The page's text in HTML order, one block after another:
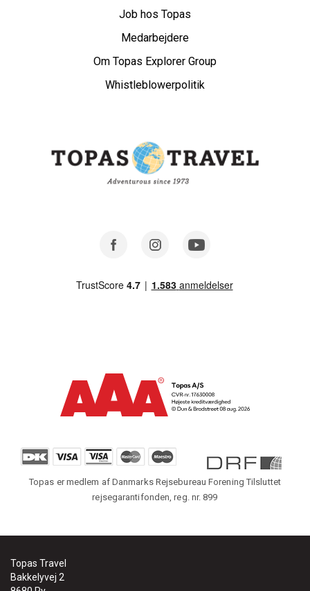
Job hos Topas
Medarbejdere
Om Topas Explorer Group
Whistleblowerpolitik
Facebook Instagram
Topas er medlem af Danmarks Rejsebureau Forening Tilsluttet
rejsegarantifonden, reg. nr. 899
Topas Travel
Bakkelyvej 2